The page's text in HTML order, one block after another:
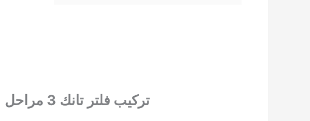
تركيب فلتر تانك 3 مراحل